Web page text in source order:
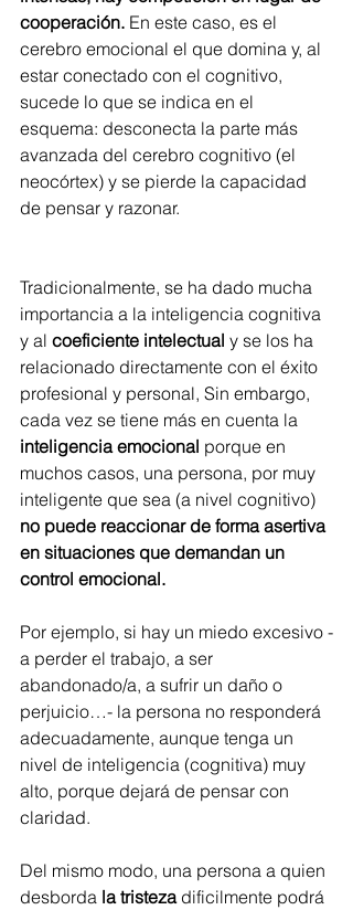
cooperación. En este caso, es el
cerebro emocional el que domina y, al
estar conectado con el cognitivo,
sucede lo que se indica en el
esquema: desconecta la parte más
avanzada del cerebro cognitivo (el
neocórtex) y se pierde la capacidad
de pensar y razonar.
Tradicionalmente, se ha dado mucha
importancia a la inteligencia cognitiva
y al coeficiente intelectual y se los ha
relacionado directamente con el éxito
profesional y personal, Sin embargo,
cada vez se tiene más en cuenta la
inteligencia emocional porque en
muchos casos, una persona, por muy
inteligente que sea (a nivel cognitivo)
no puede reaccionar de forma asertiva
en situaciones que demandan un
control emocional.
Por ejemplo, si hay un miedo excesivo -
a perder el trabajo, a ser
abandonado/a, a sufrir un daño o
perjuicio…- la persona no responderá
adecuadamente, aunque tenga un
nivel de inteligencia (cognitiva) muy
alto, porque dejará de pensar con
claridad.
Del mismo modo, una persona a quien
desborda la tristeza dificilmente podrá